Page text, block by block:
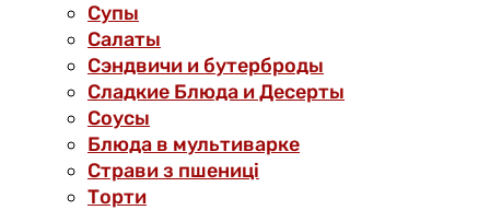
Супы
Салаты
Сэндвичи и бутерброды
Сладкие Блюда и Десерты
Соусы
Блюда в мультиварке
Страви з пшениці
Торти